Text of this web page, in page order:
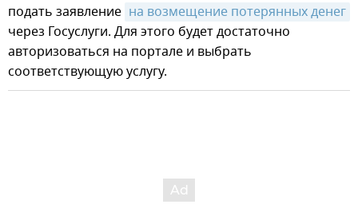
подать заявление на возмещение потерянных денег
через Госуслуги. Для этого будет достаточно
авторизоваться на портале и выбрать
соответствующую услугу.